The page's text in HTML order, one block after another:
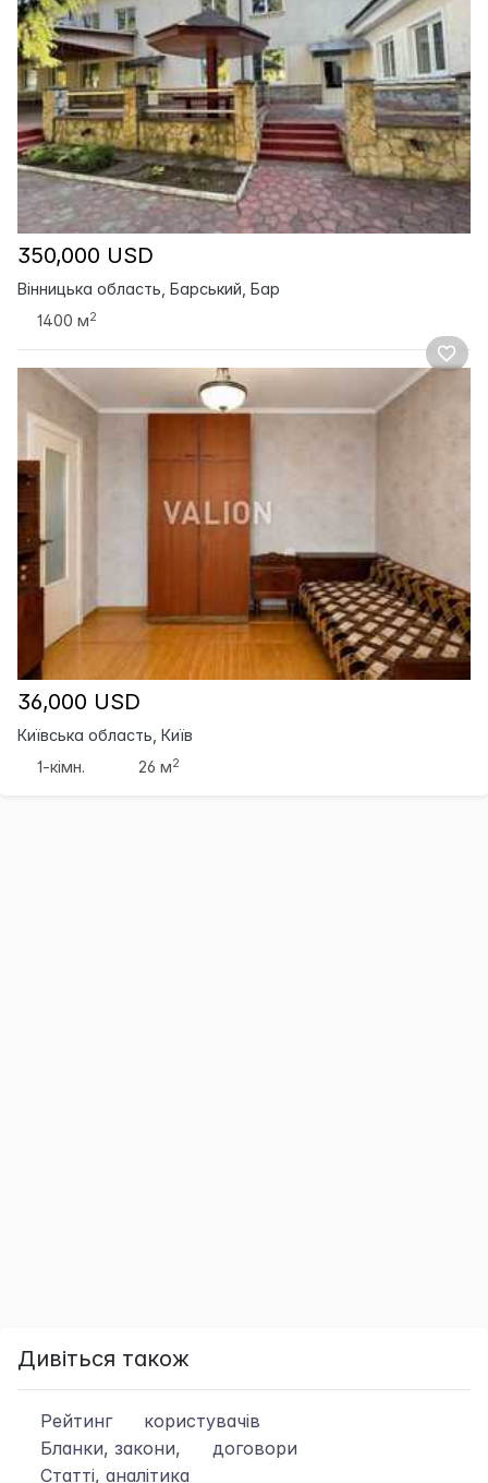
350,000 USD
Вінницька область, Барський, Бар
1400 м2
36,000 USD
Київська область, Київ
1-кімн.
26 м2
Дивіться також
Рейтинг
користувачів
Бланки, закони,
договори
Статті, аналітика